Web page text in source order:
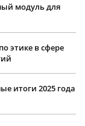
модуль для
этике в сфере
итоги 2025 года